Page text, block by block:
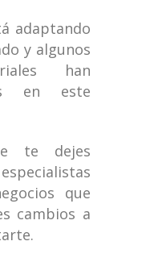
adaptando
y algunos
han
en este
te dejes
que
cambios a